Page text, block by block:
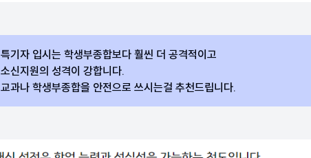
특기자 입시는 학생부종합보다 훨씬 더 공격적이고
소신지원의 성격이 강합니다.
교과나 학생부종합을 안전으로 쓰시는걸 추천드립니다.